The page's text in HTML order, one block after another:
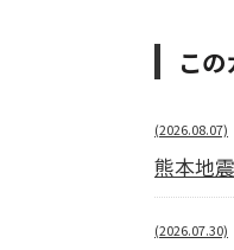
こ
(2026.08.07)
熊本地
(2026.07.30)